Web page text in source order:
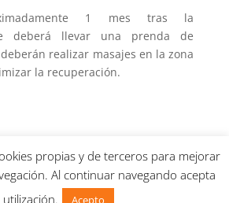
1 mes tras la
deberá llevar una prenda de
realizar masajes en la zona
la recuperación.
por
Iniciativas
propias y de terceros para mejorar
Al continuar navegando acepta
utilización.
Acepto